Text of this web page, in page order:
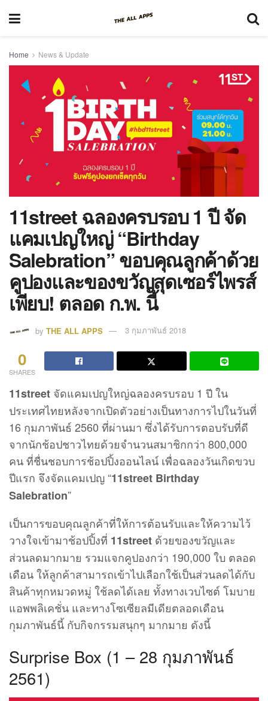
Home News & Update
11street ฉลองครบรอบ 1 ปี จัด
แคมเปญใหญ่ “Birthday
Salebration” ขอบคุณลูกค้าด้วย
คูปองและของขวัญสุดเซอร์ไพรส์
เพียบ! ตลอด ก.พ. นี้
by THE ALL APPS 3 กุมภาพันธ์ 2018
0
SHARES
11street จัดแคมเปญใหญ่ฉลองครบรอบ 1 ปี ใน
ประเทศไทยหลังจากเปิดตัวอย่างเป็นทางการไปในวันที่
16 กุมภาพันธ์ 2560 ที่ผ่านมา ซึ่งได้รับการตอบรับที่ดี
จากนักช้อปชาวไทยด้วยจำนวนสมาชิกกว่า 800,000
คน ที่ชื่นชอบการช้อปปิ้งออนไลน์ เพื่อฉลองวันเกิดขวบ
ปีแรก จึงจัดแคมเปญ “11street Birthday
Salebration”
เป็นการขอบคุณลูกค้าที่ให้การต้อนรับและให้ความไว้
วางใจเข้ามาช้อปปิ้งที่ 11street ด้วยของขวัญและ
ส่วนลดมากมาย รวมแจกคูปองกว่า 190,000 ใบ ตลอด
เดือน ให้ลูกค้าสามารถเข้าไปเลือกใช้เป็นส่วนลดได้กับ
สินค้าทุกหมวดหมู่ ใช้ลดได้เลย ทั้งทางเวบไซต์ โมบาย
แอพพลิเคชั่น และทางโซเซียลมีเดียตลอดเดือน
กุมภาพันธ์นี้ กับกิจกรรมสนุกๆ มากมาย ดังนี้
Surprise Box (1 – 28 กุมภาพันธ์
2561)